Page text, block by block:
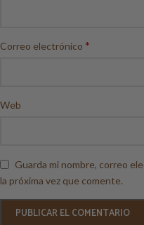
Correo electrónico *
Web
Guarda mi nombre, correo
la próxima vez que comente.